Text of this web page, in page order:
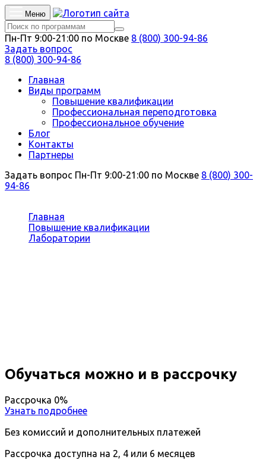
Меню
Пн-Пт 9:00-21:00 по Москве 8 (800) 300-94-86
Задать вопрос
8 (800) 300-94-86
Главная
Виды программ
Повышение квалификации
Профессиональная переподготовка
Профессиональное обучение
Блог
Контакты
Партнеры
Задать вопрос Пн-Пт 9:00-21:00 по Москве 8 (800) 300-
94-86
Главная
Повышение квалификации
Лаборатории
Обучаться можно и в рассрочку
Рассрочка 0%
Узнать подробнее
Без комиссий и дополнительных платежей
Рассрочка доступна на 2, 4 или 6 месяцев